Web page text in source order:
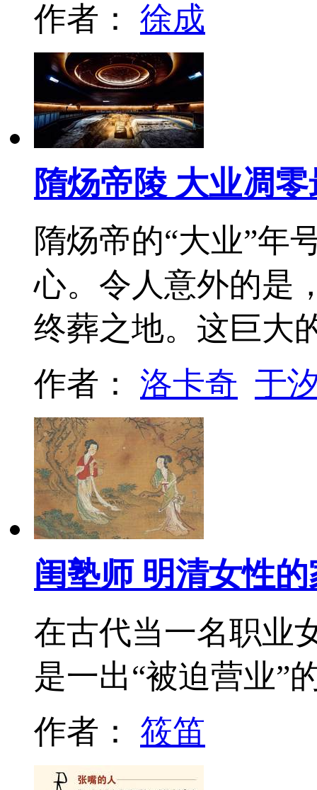
作者： 徐成
隋炀帝陵 大业凋
隋炀帝的“大业”年
心。令人意外的是
终葬之地。这巨大
作者： 洛卡奇 于
闺塾师 明清女性
在古代当一名职业
是一出“被迫营业”
作者： 筱笛